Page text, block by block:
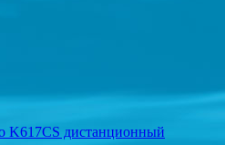
K617CS дистанционный